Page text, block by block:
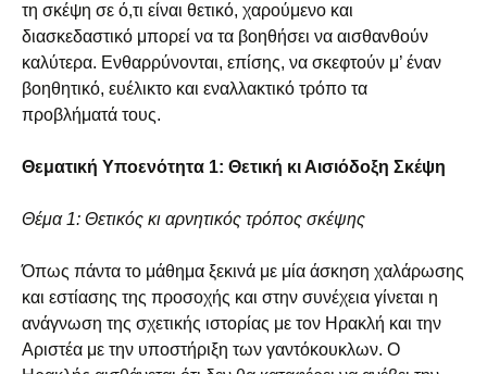
τη σκέψη σε ό,τι είναι θετικό, χαρούμενο και
διασκεδαστικό μπορεί να τα βοηθήσει να αισθανθούν
καλύτερα. Ενθαρρύνονται, επίσης, να σκεφτούν μ’ έναν
βοηθητικό, ευέλικτο και εναλλακτικό τρόπο τα
προβλήματά τους.
Θεματική Υποενότητα 1: Θετική κι Αισιόδοξη Σκέψη
Θέμα 1: Θετικός κι αρνητικός τρόπος σκέψης
Όπως πάντα το μάθημα ξεκινά με μία άσκηση χαλάρωσης
και εστίασης της προσοχής και στην συνέχεια γίνεται η
ανάγνωση της σχετικής ιστορίας με τον Ηρακλή και την
Αριστέα με την υποστήριξη των γαντόκουκλων. Ο